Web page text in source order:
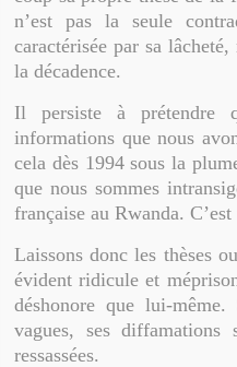
n’est pas la seule
caractérisée par sa
la décadence.
Il persiste à prétendre
informations que nous
cela dès 1994 sous la
que nous sommes
française au Rwanda.
Laissons donc les thèses
évident ridicule et
déshonore que lui-
vagues, ses
ressassées.